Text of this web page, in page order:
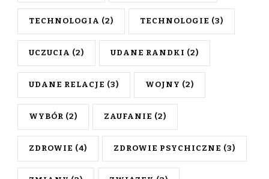
TECHNOLOGIA (2) TECHNOLOGIE (3)
UCZUCIA (2) UDANE RANDKI (2)
UDANE RELACJE (3) WOJNY (2)
WYBÓR (2) ZAUFANIE (2)
ZDROWIE (4) ZDROWIE PSYCHICZNE (3)